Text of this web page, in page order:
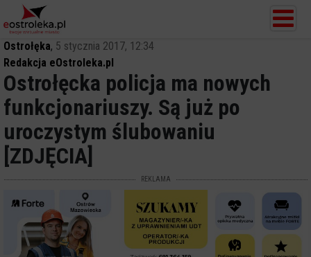
Ostrołęka, 5 stycznia 2017, 12:34
Redakcja eOstroleka.pl
Ostrołęcka policja ma nowych
funkcjonariuszy. Są już po
uroczystym ślubowaniu
[ZDJĘCIA]
REKLAMA